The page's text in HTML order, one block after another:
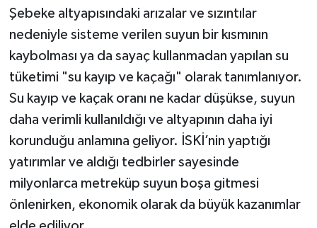
Şebeke altyapısındaki arızalar ve sızıntılar
nedeniyle sisteme verilen suyun bir kısmının
kaybolması ya da sayaç kullanmadan yapılan su
tüketimi "su kayıp ve kaçağı" olarak tanımlanıyor.
Su kayıp ve kaçak oranı ne kadar düşükse, suyun
daha verimli kullanıldığı ve altyapının daha iyi
korunduğu anlamına geliyor. İSKİ’nin yaptığı
yatırımlar ve aldığı tedbirler sayesinde
milyonlarca metreküp suyun boşa gitmesi
önlenirken, ekonomik olarak da büyük kazanımlar